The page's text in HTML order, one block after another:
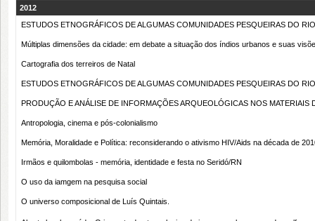
2012
ESTUDOS ETNOGRÁFICOS DE ALGUMAS COMUNIDADES PESQUEIRAS DO
Múltiplas dimensões da cidade: em debate a situação dos índios urbanos e suas
Cartografia dos terreiros de Natal
ESTUDOS ETNOGRÁFICOS DE ALGUMAS COMUNIDADES PESQUEIRAS DO
PRODUÇÃO E ANÁLISE DE INFORMAÇÕES ARQUEOLÓGICAS NOS MATERIAIS
Antropologia, cinema e pós-colonialismo
Memória, Moralidade e Política: reconsiderando o ativismo HIV/Aids na década de
Irmãos e quilombolas - memória, identidade e festa no Seridó/RN
O uso da iamgem na pesquisa social
O universo composicional de Luís Quintais.